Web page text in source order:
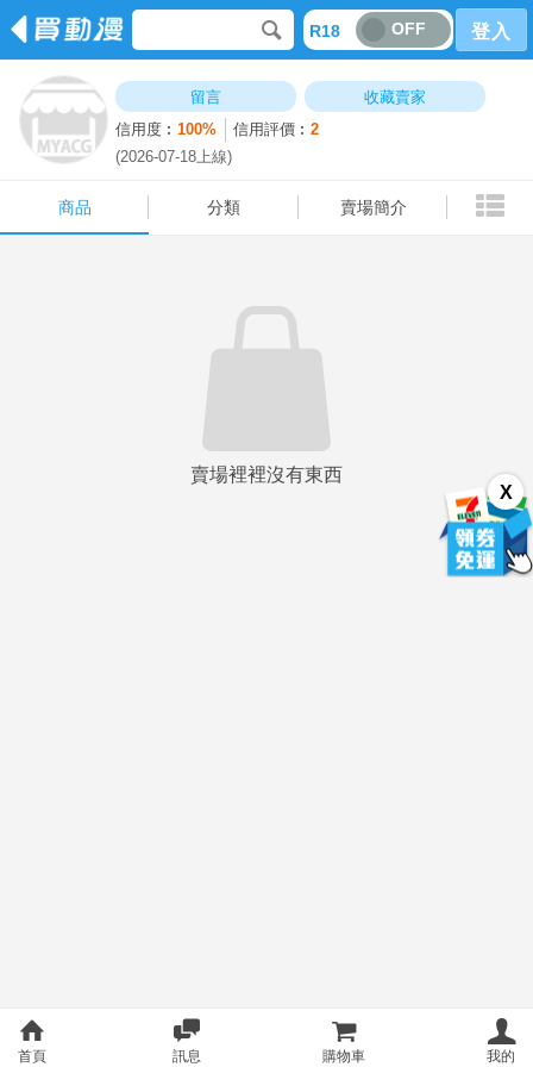
R18 OFF 登入
留言
收藏賣家
信用度︰100% 信用評價︰2
(2026-07-18上線)
商品 分類 賣場簡介
X
賣場裡裡沒有東西
商品 分類 賣場簡介
首頁 訊息 購物車 我的